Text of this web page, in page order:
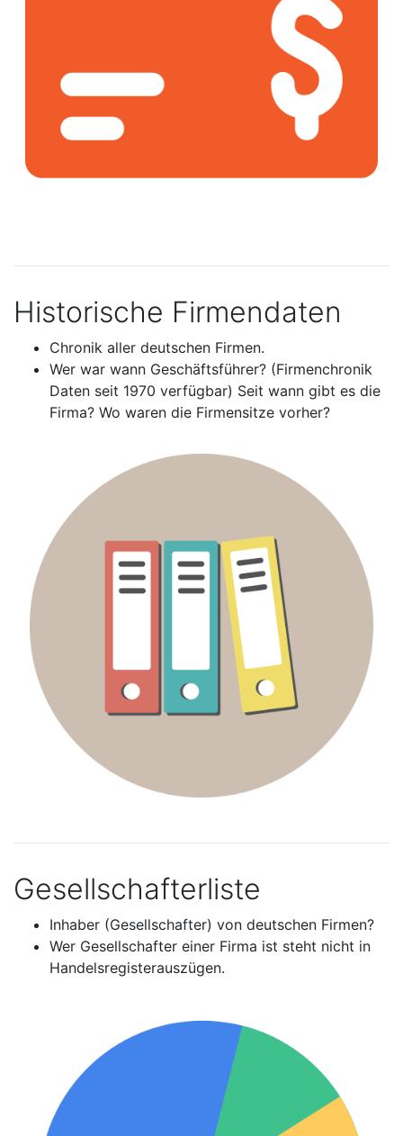
Historische Firmendaten
Chronik aller deutschen Firmen.
Wer war wann Geschäftsführer? (Firmenchronik
Daten seit 1970 verfügbar) Seit wann gibt es die
Firma? Wo waren die Firmensitze vorher?
Gesellschafterliste
Inhaber (Gesellschafter) von deutschen Firmen?
Wer Gesellschafter einer Firma ist steht nicht in
Handelsregisterauszügen.